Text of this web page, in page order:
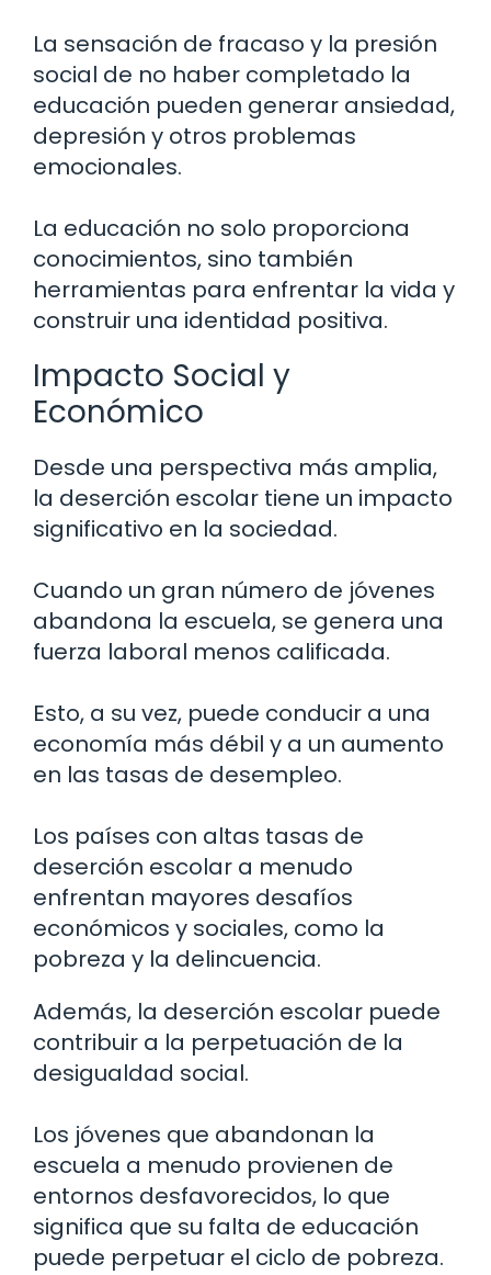
La sensación de fracaso y la presión
social de no haber completado la
educación pueden generar ansiedad,
depresión y otros problemas
emocionales.
La educación no solo proporciona
conocimientos, sino también
herramientas para enfrentar la vida y
construir una identidad positiva.
Impacto Social y
Económico
Desde una perspectiva más amplia,
la deserción escolar tiene un impacto
significativo en la sociedad.
Cuando un gran número de jóvenes
abandona la escuela, se genera una
fuerza laboral menos calificada.
Esto, a su vez, puede conducir a una
economía más débil y a un aumento
en las tasas de desempleo.
Los países con altas tasas de
deserción escolar a menudo
enfrentan mayores desafíos
económicos y sociales, como la
pobreza y la delincuencia.
Además, la deserción escolar puede
contribuir a la perpetuación de la
desigualdad social.
Los jóvenes que abandonan la
escuela a menudo provienen de
entornos desfavorecidos, lo que
significa que su falta de educación
puede perpetuar el ciclo de pobreza.